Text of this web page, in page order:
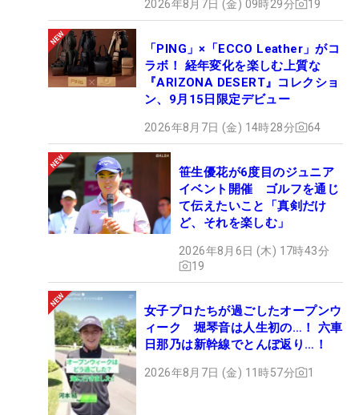
2026年8月7日 (金) 09時29分 19
「PING」×「ECCO Leather」がコ
ラボ！ 経年変化を楽しむ上質な
『ARIZONA DESERT』コレクショ
ン、9月15日限定デビュー
2026年8月7日 (金) 14時28分 64
笹生優花が6度目のジュニア
イベント開催 ゴルフを通じ
て伝えたいこと「真剣だけ
ど、それを楽しむ」
2026年8月6日 (木) 17時43分
19
女子プロたちが過ごしたオープンウ
ィーク 堀琴音は人生初の…！ 六車
日那乃は新幹線でとんぼ返り…！
2026年8月7日 (金) 11時57分 1